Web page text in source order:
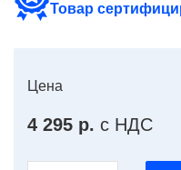
Товар
Цена
4 295 р. с НДС